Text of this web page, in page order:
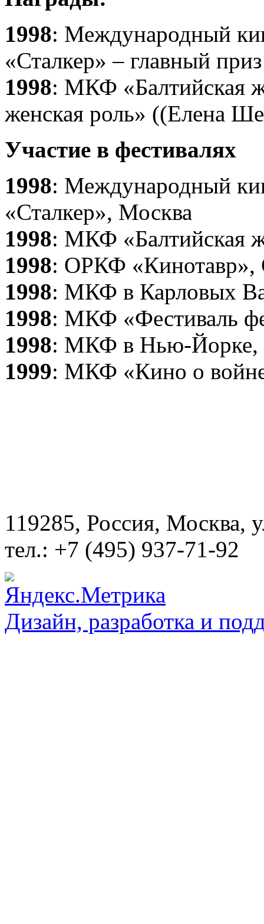
1998: Международный
«Сталкер» – главный приз
1998: МКФ «Балтийская
женская роль» ((Елена
Участие в фестивалях
1998: Международный
«Сталкер», Москва
1998: МКФ «Балтийская
1998: ОРКФ «Кинотавр»,
1998: МКФ в Карловых
1998: МКФ «Фестиваль
1998: МКФ в Нью-
1999: МКФ «Кино о
119285, Россия, Москва,
тел.: +7 (495) 937-71-92
Дизайн, разработка и